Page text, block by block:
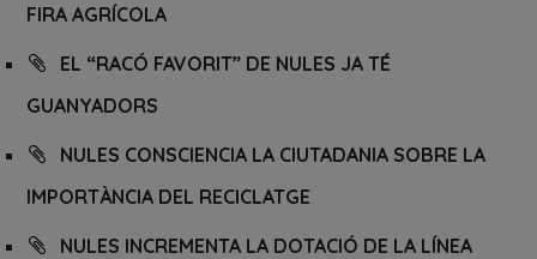
FIRA AGRÍCOLA
EL “RACÓ FAVORIT” DE NULES JA TÉ
GUANYADORS
NULES CONSCIENCIA LA CIUTADANIA SOBRE LA
IMPORTÀNCIA DEL RECICLATGE
NULES INCREMENTA LA DOTACIÓ DE LA LÍNEA